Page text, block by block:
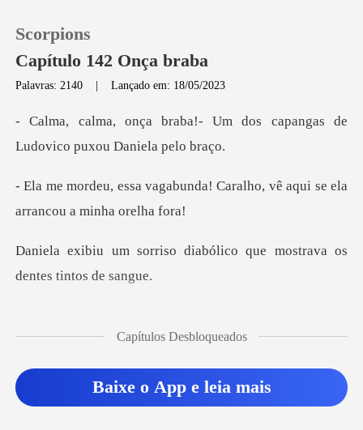
0
Histórico
Scorpions
Capítulo 142 Onça braba
Palavras: 2140 |Lançado em: 18/05/2023
- Um dos capangas de
Ludovi
nda! Caralho, vê aqui se ela
diabólico que mostrava o
ndo de
Capítulos Desbloqueados
Baixe o App e leia mais